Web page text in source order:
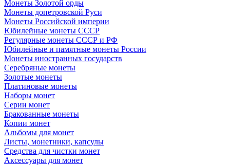
Монеты Золотой орды
Монеты допетровской Руси
Монеты Российской империи
Юбилейные монеты СССР
Регулярные монеты СССР и РФ
Юбилейные и памятные монеты России
Монеты иностранных государств
Серебряные монеты
Золотые монеты
Платиновые монеты
Наборы монет
Серии монет
Бракованные монеты
Копии монет
Альбомы для монет
Листы, монетники, капсулы
Средства для чистки монет
Аксессуары для монет